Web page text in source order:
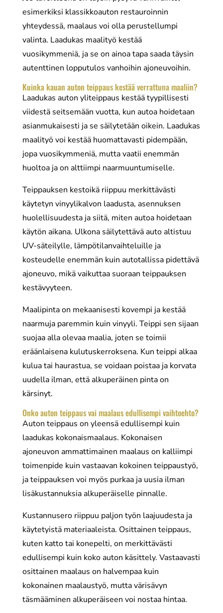
esimerkiksi klassikkoauton restauroinnin
yhteydessä, maalaus voi olla perustellumpi
valinta. Laadukas maalityö kestää
vuosikymmeniä, ja se on ainoa tapa saada täysin
autenttinen lopputulos vanhoihin ajoneuvoihin.
Kuinka kauan auton teippaus kestää verrattuna maaliin?
Laadukas auton yliteippaus kestää tyypillisesti
viidestä seitsemään vuotta, kun autoa hoidetaan
asianmukaisesti ja se säilytetään oikein. Laadukas
maalityö voi kestää huomattavasti pidempään,
jopa vuosikymmeniä, mutta vaatii enemmän
huoltoa ja on alttiimpi naarmuuntumiselle.
Teippauksen kestoikä riippuu merkittävästi
käytetyn vinyylikalvon laadusta, asennuksen
huolellisuudesta ja siitä, miten autoa hoidetaan
käytön aikana. Ulkona säilytettävä auto altistuu
UV-säteilylle, lämpötilanvaihteluille ja
kosteudelle enemmän kuin autotallissa pidettävä
ajoneuvo, mikä vaikuttaa suoraan teippauksen
kestävyyteen.
Maalipinta on mekaanisesti kovempi ja kestää
naarmuja paremmin kuin vinyyli. Teippi sen sijaan
suojaa alla olevaa maalia, joten se toimii
eräänlaisena kulutuskerroksena. Kun teippi alkaa
kulua tai haurastua, se voidaan poistaa ja korvata
uudella ilman, että alkuperäinen pinta on
kärsinyt.
Onko auton teippaus vai maalaus edullisempi vaihtoehto?
Auton teippaus on yleensä edullisempi kuin
laadukas kokonaismaalaus. Kokonaisen
ajoneuvon ammattimainen maalaus on kalliimpi
toimenpide kuin vastaavan kokoinen teippaustyö,
ja teippauksen voi myös purkaa ja uusia ilman
lisäkustannuksia alkuperäiselle pinnalle.
Kustannusero riippuu paljon työn laajuudesta ja
käytetyistä materiaaleista. Osittainen teippaus,
kuten katto tai konepelti, on merkittävästi
edullisempi kuin koko auton käsittely. Vastaavasti
osittainen maalaus on halvempaa kuin
kokonainen maalaustyö, mutta värisävyn
täsmääminen alkuperäiseen voi nostaa hintaa.